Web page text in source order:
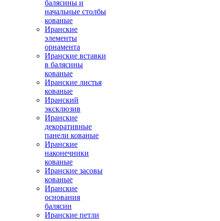
балясины и
начальные столбы
кованые
Иранские
элементы
орнамента
Иранские вставки
в балясины
кованые
Иранские листья
кованые
Иранский
эксклюзив
Иранские
декоративные
панели кованые
Иранские
наконечники
кованые
Иранские засовы
кованые
Иранские
основания
балясин
Иранские петли